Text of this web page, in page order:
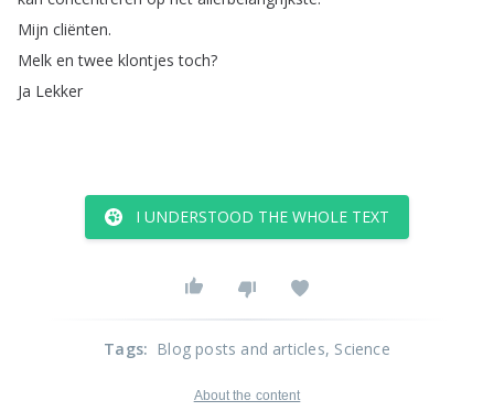
Mijn cliënten.
Melk en twee klontjes toch?
Ja Lekker
I UNDERSTOOD THE WHOLE TEXT
Tags: Blog posts and articles, Science
About the content